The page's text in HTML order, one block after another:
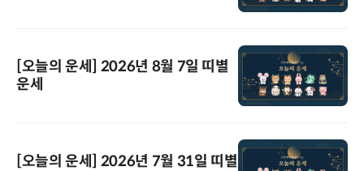
[오늘의 운세] 2026년 8월 7일 띠별
운세
[오늘의 운세] 2026년 7월 31일 띠별